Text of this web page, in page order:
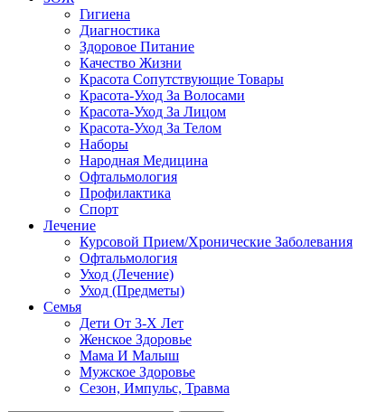
Гигиена
Диагностика
Здоровое Питание
Качество Жизни
Красота Сопутствующие Товары
Красота-Уход За Волосами
Красота-Уход За Лицом
Красота-Уход За Телом
Наборы
Народная Медицина
Офтальмология
Профилактика
Спорт
Лечение
Курсовой Прием/Хронические Заболевания
Офтальмология
Уход (Лечение)
Уход (Предметы)
Семья
Дети От 3-Х Лет
Женское Здоровье
Мама И Малыш
Мужское Здоровье
Сезон, Импульс, Травма